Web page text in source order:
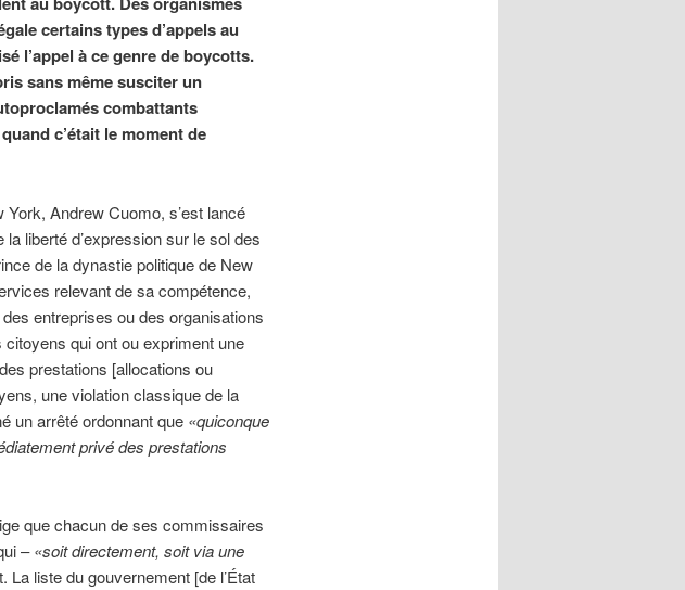
certains types d’appels au
l’appel à ce genre de boycotts.
sans même susciter un
combattants
c’était le moment de
Andrew Cuomo, s’est lancé
liberté d’expression sur le sol des
de la dynastie politique de New
relevant de sa compétence,
entreprises ou des organisations
citoyens qui ont ou expriment une
prestations [allocations ou
une violation classique de la
un arrêté ordonnant que «quiconque
privé des prestations
que chacun de ses commissaires
–«soit directement, soit via une
La liste du gouvernement [de l’État